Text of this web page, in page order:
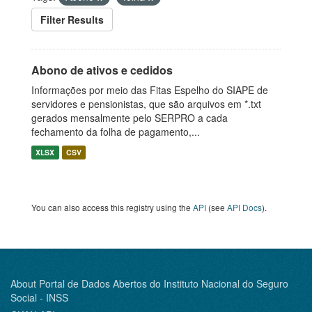
Filter Results
Abono de ativos e cedidos
Informações por meio das Fitas Espelho do SIAPE de
servidores e pensionistas, que são arquivos em *.txt
gerados mensalmente pelo SERPRO a cada
fechamento da folha de pagamento,...
XLSX CSV
You can also access this registry using the API (see API Docs).
About Portal de Dados Abertos do Instituto Nacional do Seguro
Social - INSS